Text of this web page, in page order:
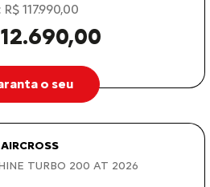
R$ 117.990,00
o seu
AIRCROSS
TURBO 200 AT 2026